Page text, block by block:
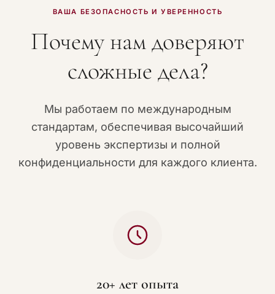
ВАША БЕЗОПАСНОСТЬ И УВЕРЕННОСТЬ
Почему нам доверяют
сложные дела?
Мы работаем по международным
стандартам, обеспечивая высочайший
уровень экспертизы и полной
конфиденциальности для каждого клиента.
20+ лет опыта